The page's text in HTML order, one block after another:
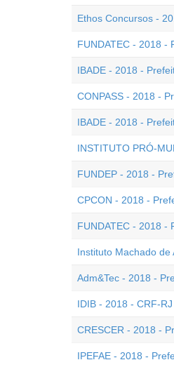
Ethos Concursos -
FUNDATEC - 2018 -
IBADE - 2018 -
CONPASS - 2018 -
IBADE - 2018 -
INSTITUTO PRÓ-
FUNDEP - 2018 -
CPCON - 2018 -
FUNDATEC - 2018 -
Instituto Machado de
Adm&Tec - 2018 -
IDIB - 2018 - CRF-
CRESCER - 2018 -
IPEFAE - 2018 -